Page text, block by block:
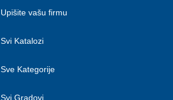
Upišite vašu firmu
Svi Katalozi
Sve Kategorije
Svi Gradovi